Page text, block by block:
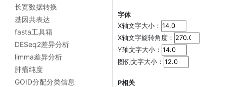
长宽数据转换
基因共表达
fasta工具箱
DESeq2差异分析
limma差异分析
肿瘤纯度
GOID分配分类信息
字体
X轴文字大小：
X轴文字旋转角度：
Y轴文字大小：
图例文字大小：
P相关